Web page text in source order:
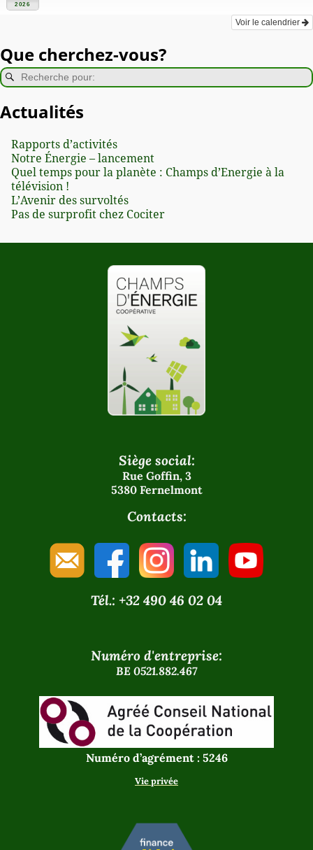
2026
Voir le calendrier
Que cherchez-vous?
Actualités
Rapports d’activités
Notre Énergie – lancement
Quel temps pour la planète : Champs d’Energie à la
télévision !
L’Avenir des survoltés
Pas de surprofit chez Cociter
Siège social:
Rue Goffin, 3
5380 Fernelmont
Contacts:
Tél.: +32 490 46 02 04
Numéro d'entreprise:
BE 0521.882.467
Numéro d’agrément : 5246
Vie privée